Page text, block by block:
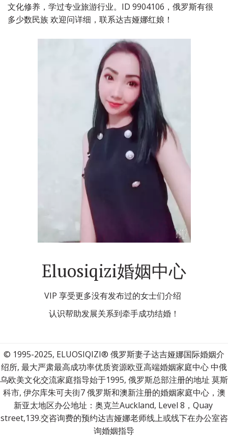
文化修养，学过专业旅游行业。ID 9904106，俄罗斯有很
多少数民族 欢迎问详细，联系达吉娅娜红娘！
Eluosiqizi婚姻中心
VIP 享受更多没有发布过的女士们介绍
认识帮助发展关系到牵手成功结婚！
© 1995-2025, ELUOSIQIZI® 俄罗斯妻子达吉娅娜国际婚姻介
绍所, 最大严肃最高成功率优质资源欧亚高端婚姻家庭中心 中俄
乌欧美文化交流家庭指导始于1995, 俄罗斯总部注册的地址 莫斯
科市, 伊尔库朱可夫街7 俄罗斯和澳新注册的婚姻家庭中心，澳
新亚太地区办公地址：奥克兰Auckland, Level 8，Quay
street,139.交咨询费的预约达吉娅娜老师线上或线下在办公室咨
询婚姻指导